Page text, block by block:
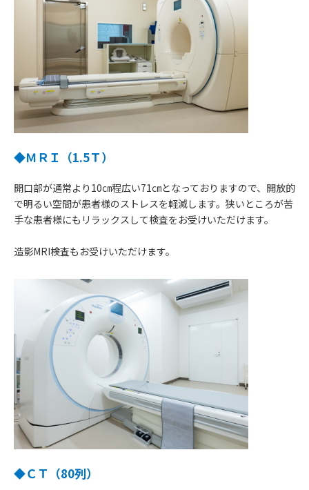
◆ＭＲＩ（1.5Ｔ）
開口部が通常より10㎝程広い71㎝となっておりますので、開放的
で明るい空間が患者様のストレスを軽減します。狭いところが苦
手な患者様にもリラックスして検査をお受けいただけます。
造影MRI検査もお受けいただけます。
◆ＣＴ（80列）